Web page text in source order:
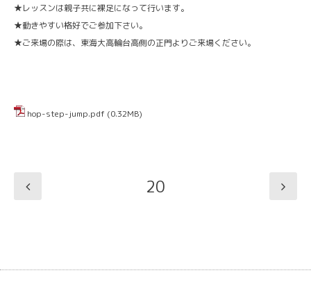
★レッスンは親子共に裸足になって行います。
★動きやすい格好でご参加下さい。
★ご来場の際は、東海大高輪台高側の正門よりご来場ください。
hop-step-jump.pdf (0.32MB)
20